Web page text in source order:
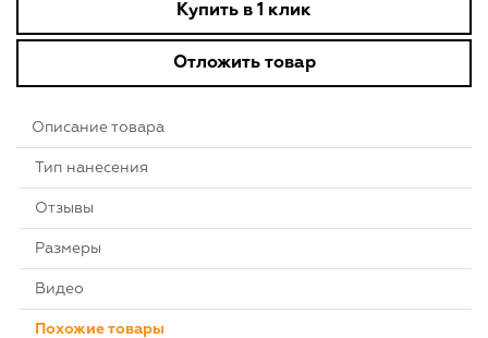
Купить в 1 клик
Отложить товар
Описание товара
Тип нанесения
Отзывы
Размеры
Видео
Похожие товары